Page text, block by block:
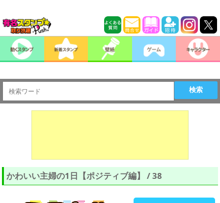
検索
かわいい主婦の1日【ポジティブ編】 / 38